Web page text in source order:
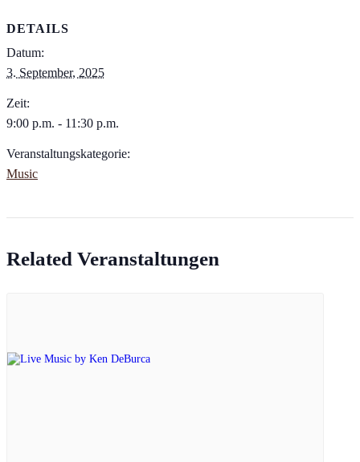
DETAILS
Datum:
3. September, 2025
Zeit:
9:00 p.m. - 11:30 p.m.
Veranstaltungskategorie:
Music
Related Veranstaltungen